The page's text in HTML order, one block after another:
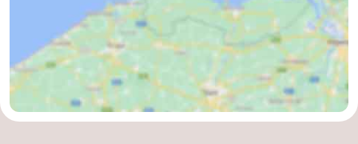
Knokke-
Heist
Zeebrugge
-
Blankenberge
-